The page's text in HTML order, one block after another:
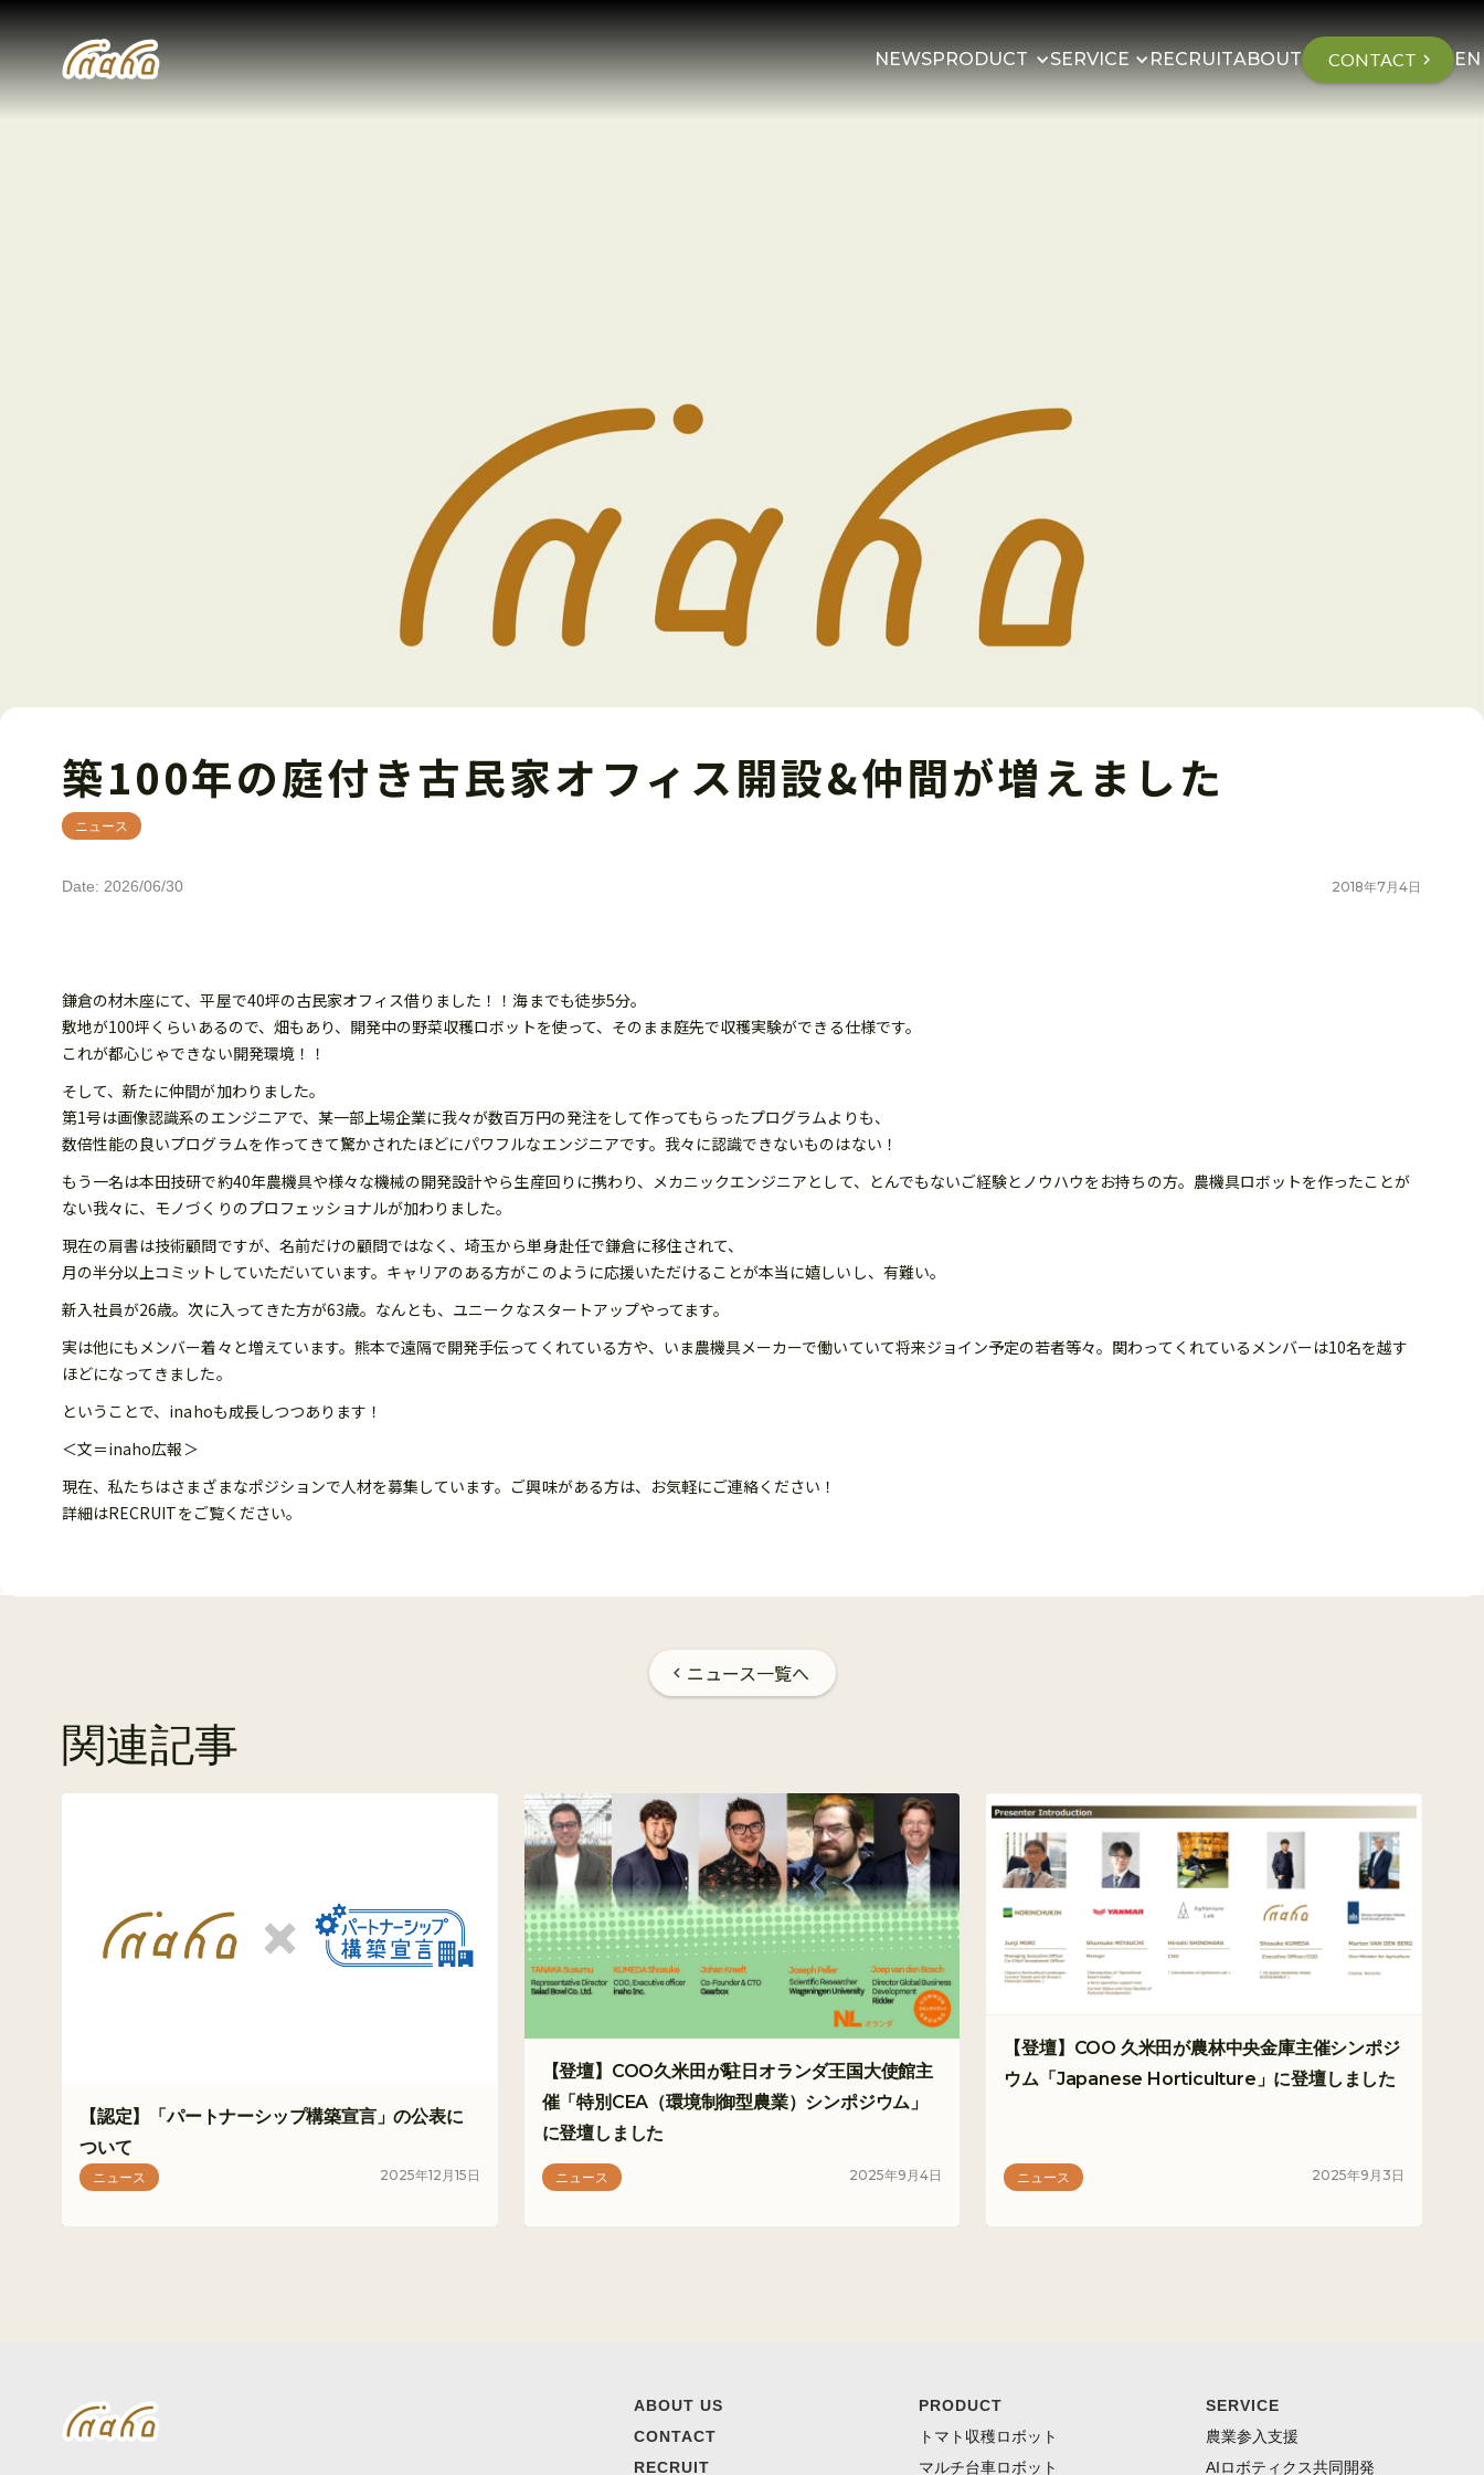
NEWSPRODUCT SERVICE RECRUITABOUT CONTACT chevron_right EN
築100年の庭付き古民家オフィス開設&仲間が増えました
ニュース
Date: 2026/06/30 2018年7月4日
鎌倉の材木座にて、平屋で40坪の古民家オフィス借りました！！海までも徒歩5分。
敷地が100坪くらいあるので、畑もあり、開発中の野菜収穫ロボットを使って、そのまま庭先で収穫実験ができる仕様です。
これが都心じゃできない開発環境！！
そして、新たに仲間が加わりました。
第1号は画像認識系のエンジニアで、某一部上場企業に我々が数百万円の発注をして作ってもらったプログラムよりも、
数倍性能の良いプログラムを作ってきて驚かされたほどにパワフルなエンジニアです。我々に認識できないものはない！
もう一名は本田技研で約40年農機具や様々な機械の開発設計やら生産回りに携わり、メカニックエンジニアとして、とんでもないご経験とノウハウをお持ちの方。農機具ロボットを作ったことが
ない我々に、モノづくりのプロフェッショナルが加わりました。
現在の肩書は技術顧問ですが、名前だけの顧問ではなく、埼玉から単身赴任で鎌倉に移住されて、
月の半分以上コミットしていただいています。キャリアのある方がこのように応援いただけることが本当に嬉しいし、有難い。
新入社員が26歳。次に入ってきた方が63歳。なんとも、ユニークなスタートアップやってます。
実は他にもメンバー着々と増えています。熊本で遠隔で開発手伝ってくれている方や、いま農機具メーカーで働いていて将来ジョイン予定の若者等々。関わってくれているメンバーは10名を越す
ほどになってきました。
ということで、inahoも成長しつつあります！
＜文＝inaho広報＞
現在、私たちはさまざまなポジションで人材を募集しています。ご興味がある方は、お気軽にご連絡ください！
詳細はRECRUITをご覧ください。
chevron_left ニュース一覧へ
関連記事
【認定】「パートナーシップ構築宣言」の公表に
ついて
ニュース 2025年12 月15 日
【登壇】COO久米田が駐日オランダ王国大使館主
催「特別CEA（環境制御型農業）シンポジウム」
に登壇しました
ニュース 2025年9 月4日
【登壇】COO 久米田が農林中央金庫主催シンポジ
ウム「Japanese Horticulture」に登壇しました
ニュース 2025年9 月 3 日
ABOUT US
CONTACT
RECRUIT
PRODUCT
トマト収穫ロボット
マルチ台車ロボット
SERVICE
農業参入支援
AIロボティクス共同開発